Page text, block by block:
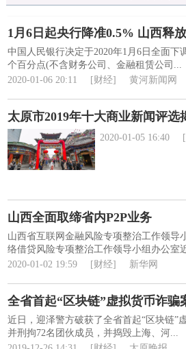
1月6日起央行降准0.5% 山西释
中国人民银行决定于2020年1月6日全面下
个百分点(不含财务公司、金融租赁公司...
2020-01-06 20:11
[财经] 黄河新闻网
太原市2019年十大商业新闻评选
2020-01-05 16:40
山西全面取缔省内P2P业务
山西省互联网金融风险专项整治工作领导
络借贷风险专项整治工作领导小组办公室
2020-01-02 19:59
[财经] 新华网
全省首起“区块链”虚拟货币诈骗
近日，迎泽警方破获了全省首起“区块链”
并刑拘72名团伙成员，并捣毁上海、河...